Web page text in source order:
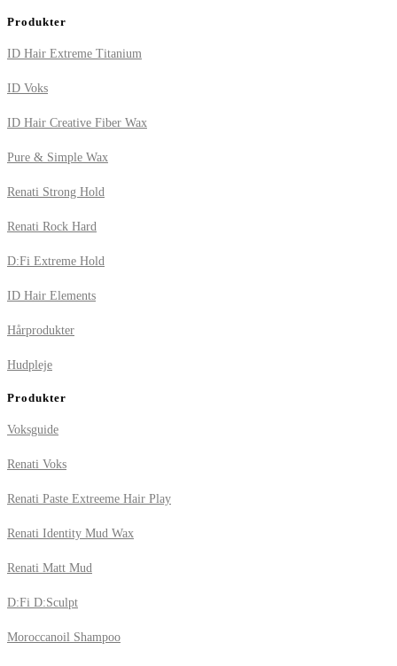
Produkter
ID Hair Extreme Titanium
ID Voks
ID Hair Creative Fiber Wax
Pure & Simple Wax
Renati Strong Hold
Renati Rock Hard
D:Fi Extreme Hold
ID Hair Elements
Hårprodukter
Hudpleje
Produkter
Voksguide
Renati Voks
Renati Paste Extreeme Hair Play
Renati Identity Mud Wax
Renati Matt Mud
D:Fi D:Sculpt
Moroccanoil Shampoo